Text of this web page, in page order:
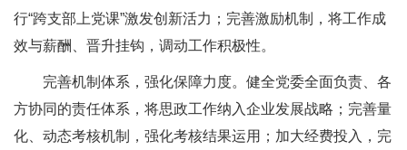
行“跨支部上党课”激发创新活力；完善激励机制，将工作成
效与薪酬、晋升挂钩，调动工作积极性。
完善机制体系，强化保障力度。健全党委全面负责、各
方协同的责任体系，将思政工作纳入企业发展战略；完善量
化、动态考核机制，强化考核结果运用；加大经费投入，完